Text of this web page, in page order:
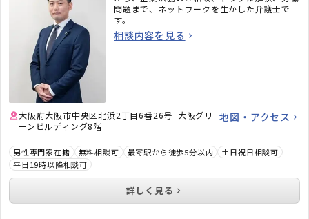
問題まで、ネットワークを生かした弁護士で
す。
相談内容を見る
大阪府大阪市中央区北浜2丁目6番26号 大阪グリ
ーンビルディング8階
地図・アクセス
男性専門家在籍 無料相談可 最寄駅から徒歩5分以内
土日祝日相談可
平日19時以降相談可
詳しく見る